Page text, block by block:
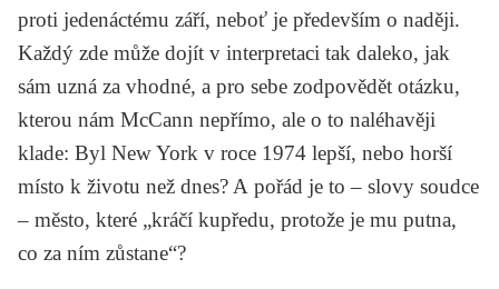
proti jedenáctému září, neboť je především o naději.
Každý zde může dojít v interpretaci tak daleko, jak
sám uzná za vhodné, a pro sebe zodpovědět otázku,
kterou nám McCann nepřímo, ale o to naléhavěji
klade: Byl New York v roce 1974 lepší, nebo horší
místo k životu než dnes? A pořád je to – slovy soudce
– město, které „kráčí kupředu, protože je mu putna,
co za ním zůstane“?